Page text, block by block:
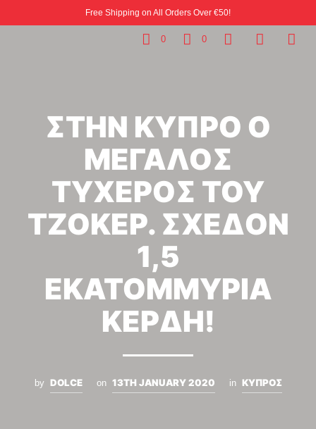
Free Shipping on All Orders Over €50!
0 0
ΣΤΗΝ ΚΥΠΡΟ Ο
ΜΕΓΑΛΟΣ
ΤΥΧΕΡΟΣ ΤΟΥ
ΤΖΟΚΕΡ. ΣΧΕΔΟΝ
1,5
ΕΚΑΤΟΜΜΥΡΙΑ
ΚΕΡΔΗ!
by DOLCE on 13TH JANUARY 2020 in ΚΥΠΡΟΣ